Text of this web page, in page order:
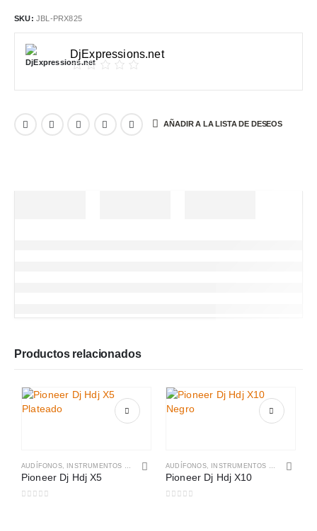
SKU: JBL-PRX825
DjExpressions.net
AÑADIR A LA LISTA DE DESEOS
Productos relacionados
AUDÍFONOS, INSTRUMENTOS MUSICALES
Pioneer Dj Hdj X5
AUDÍFONOS, INSTRUMENTOS MUSICALES
Pioneer Dj Hdj X10